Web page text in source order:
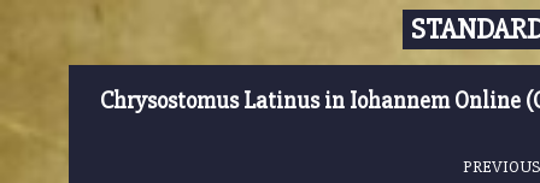
Chrysostomus Latinus in Iohannem Online